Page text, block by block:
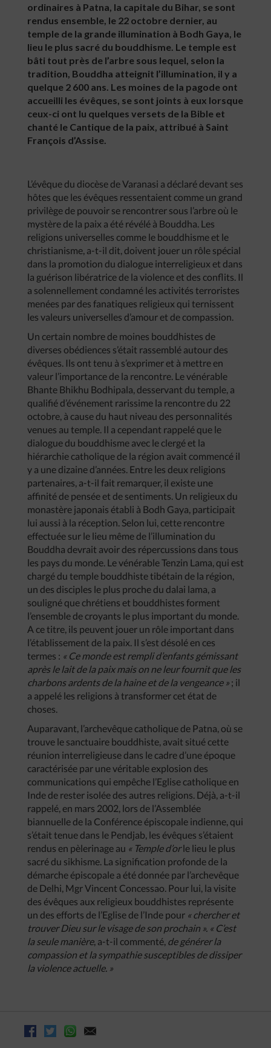
ordinaires à Patna, la capitale du Bihar, se sont
rendus ensemble, le 22 octobre dernier, au
temple de la grande illumination à Bodh Gaya, le
lieu le plus sacré du bouddhisme. Le temple est
bâti tout près de l’arbre sous lequel, selon la
tradition, Bouddha atteignit l’illumination, il y a
quelque 2 600 ans. Les moines de la pagode ont
accueilli les évêques, se sont joints à eux lorsque
ceux-ci ont lu quelques versets de la Bible et
chanté le Cantique de la paix, attribué à Saint
François d’Assise.
L’évêque du diocèse de Varanasi a déclaré devant ses
hôtes que les évêques ressentaient comme un grand
privilège de pouvoir se rencontrer sous l’arbre où le
mystère de la paix a été révélé à Bouddha. Les
religions universelles comme le bouddhisme et le
christianisme, a-t-il dit, doivent jouer un rôle spécial
dans la promotion du dialogue interreligieux et dans
la guérison libératrice de la violence et des conflits. Il
a solennellement condamné les activités terroristes
menées par des fanatiques religieux qui ternissent
les valeurs universelles d’amour et de compassion.
Un certain nombre de moines bouddhistes de
diverses obédiences s’était rassemblé autour des
évêques. Ils ont tenu à s’exprimer et à mettre en
valeur l’importance de la rencontre. Le vénérable
Bhante Bhikhu Bodhipala, desservant du temple, a
qualifié d’événement rarissime la rencontre du 22
octobre, à cause du haut niveau des personnalités
venues au temple. Il a cependant rappelé que le
dialogue du bouddhisme avec le clergé et la
hiérarchie catholique de la région avait commencé il
y a une dizaine d’années. Entre les deux religions
partenaires, a-t-il fait remarquer, il existe une
affinité de pensée et de sentiments. Un religieux du
monastère japonais établi à Bodh Gaya, participait
lui aussi à la réception. Selon lui, cette rencontre
effectuée sur le lieu même de l’illumination du
Bouddha devrait avoir des répercussions dans tous
les pays du monde. Le vénérable Tenzin Lama, qui est
chargé du temple bouddhiste tibétain de la région,
un des disciples le plus proche du dalai lama, a
souligné que chrétiens et bouddhistes forment
l’ensemble de croyants le plus important du monde.
A ce titre, ils peuvent jouer un rôle important dans
l’établissement de la paix. Il s’est désolé en ces
termes : « Ce monde est rempli d’enfants gémissant
après le lait de la paix mais on ne leur fournit que les
charbons ardents de la haine et de la vengeance » ; il
a appelé les religions à transformer cet état de
choses.
Auparavant, l’archevêque catholique de Patna, où se
trouve le sanctuaire bouddhiste, avait situé cette
réunion interreligieuse dans le cadre d’une époque
caractérisée par une véritable explosion des
communications qui empêche l’Eglise catholique en
Inde de rester isolée des autres religions. Déjà, a-t-il
rappelé, en mars 2002, lors de l’Assemblée
biannuelle de la Conférence épiscopale indienne, qui
s’était tenue dans le Pendjab, les évêques s’étaient
rendus en pèlerinage au « Temple d’orle lieu le plus
sacré du sikhisme. La signification profonde de la
démarche épiscopale a été donnée par l’archevêque
de Delhi, Mgr Vincent Concessao. Pour lui, la visite
des évêques aux religieux bouddhistes représente
un des efforts de l’Eglise de l’Inde pour « chercher et
trouver Dieu sur le visage de son prochain ». « C’est
la seule manière, a-t-il commenté, de générer la
compassion et la sympathie susceptibles de dissiper
la violence actuelle. »